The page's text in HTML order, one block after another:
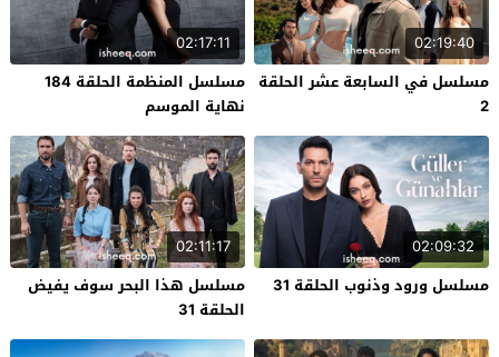
02:19:40
مسلسل في السابعة عشر الحلقة
2
02:17:11
مسلسل المنظمة الحلقة 184
نهاية الموسم
02:09:32
مسلسل ورود وذنوب الحلقة 31
02:11:17
مسلسل هذا البحر سوف يفيض
الحلقة 31